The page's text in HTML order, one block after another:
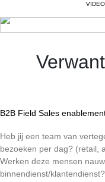
B2B Field Sales
Heb jij een team van
bezoeken per dag? (retail,
Werken deze mensen
binnendienst/